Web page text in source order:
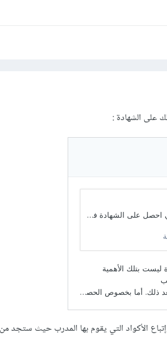
على الشهادة:
الأكواد التي يقوم بها المدرب حيث ستجد